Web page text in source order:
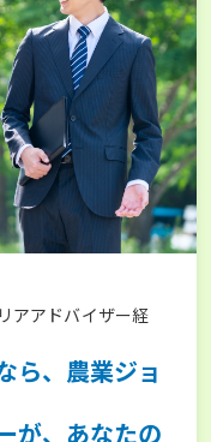
アアドバイザー経
ら、農業ジョ
が、あなたの